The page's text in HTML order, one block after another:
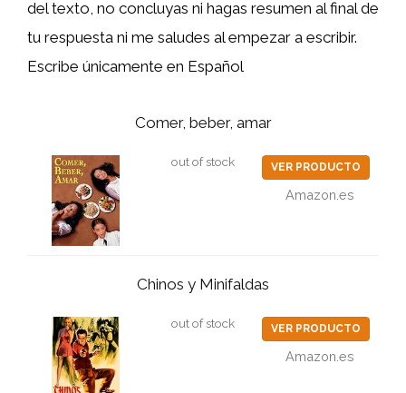
del texto, no concluyas ni hagas resumen al final de
tu respuesta ni me saludes al empezar a escribir.
Escribe únicamente en Español
Comer, beber, amar
out of stock VER PRODUCTO
Amazon.es
Chinos y Minifaldas
out of stock VER PRODUCTO
Amazon.es